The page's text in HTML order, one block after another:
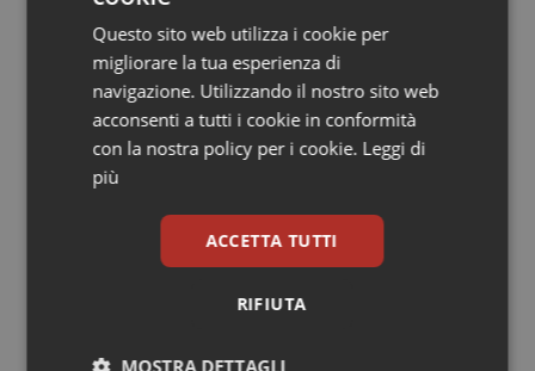
Psoriasi & pelle
Quotidiano Cardiologia
Quotidiano Chirurgia
Quotidiano Oncologia
Quotidiano Pediatria
Articoli correlati:
Decreto Enti. Via libera anche dal Senato. Il testo è
legge. Prorogate Cts e Cpr Aifa, misure per
payback dispositivi medici e stabilizzazione
precari Irccs e Izs
28 Giugno 2023
© Riproduzione riservata
Questo sito web utilizza i cookie per
migliorare la tua esperienza di
navigazione. Utilizzando il nostro sito web
acconsenti a tutti i cookie in conformità
con la nostra policy per i cookie. Leggi di
più
ACCETTA TUTTI
RIFIUTA
MOSTRA DETTAGLI